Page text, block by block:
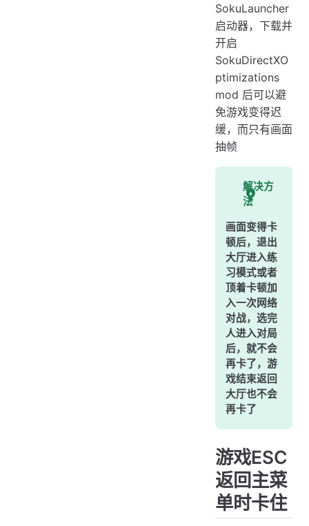
SokuLauncher
启动器，下载并
开启
SokuDirectXO
ptimizations
mod 后可以避
免游戏变得迟
缓，而只有画面
抽帧
解决方
法
画面变得卡
顿后，退出
大厅进入练
习模式或者
顶着卡顿加
入一次网络
对战，选完
人进入对局
后，就不会
再卡了，游
戏结束返回
大厅也不会
再卡了
游戏ESC
返回主菜
单时卡住